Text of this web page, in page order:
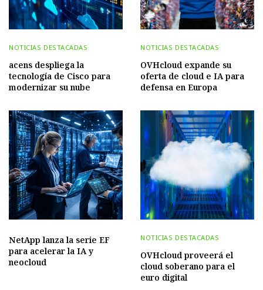
NOTICIAS DESTACADAS
acens despliega la
tecnología de Cisco para
modernizar su nube
NOTICIAS DESTACADAS
OVHcloud expande su
oferta de cloud e IA para
defensa en Europa
NetApp lanza la serie EF
para acelerar la IA y
neocloud
NOTICIAS DESTACADAS
OVHcloud proveerá el
cloud soberano para el
euro digital